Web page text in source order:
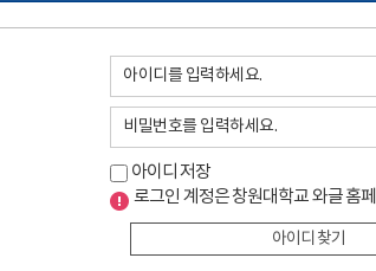
아이디 저장
로그인 계정은 창원대학교 와글 홈
아이디 찾기